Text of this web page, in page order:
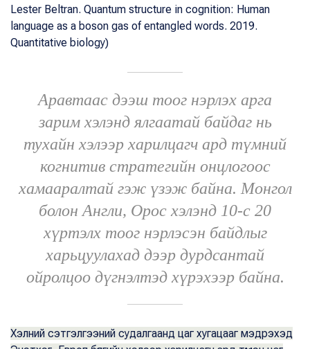
Lester Beltran. Quantum structure in cognition: Human
language as a boson gas of entangled words. 2019.
Quantitative biology)
Аравтаас дээш тоог нэрлэх арга
зарим хэлэнд ялгаатай байдаг нь
тухайн хэлээр харилцагч ард түмний
когнитив стратегийн онцлогоос
хамааралтай гэж үзэж байна. Монгол
болон Англи, Орос хэлэнд 10-с 20
хүртэлх тоог нэрлэсэн байдлыг
харьцуулахад дээр дурдсантай
ойролцоо дүгнэлтэд хүрэхээр байна.
Хэлний сэтгэлгээний судалгаанд цаг хугацааг мэдрэхэд